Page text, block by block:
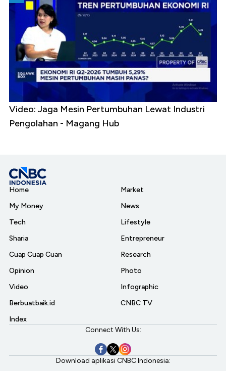
Video: Jaga Mesin Pertumbuhan Lewat Industri
Pengolahan - Magang Hub
Home
My Money
Tech
Sharia
Cuap Cuap Cuan
Opinion
Video
Berbuatbaik.id
Index
Market
News
Lifestyle
Entrepreneur
Research
Photo
Infographic
CNBC TV
Connect With Us:
Download aplikasi CNBC Indonesia: